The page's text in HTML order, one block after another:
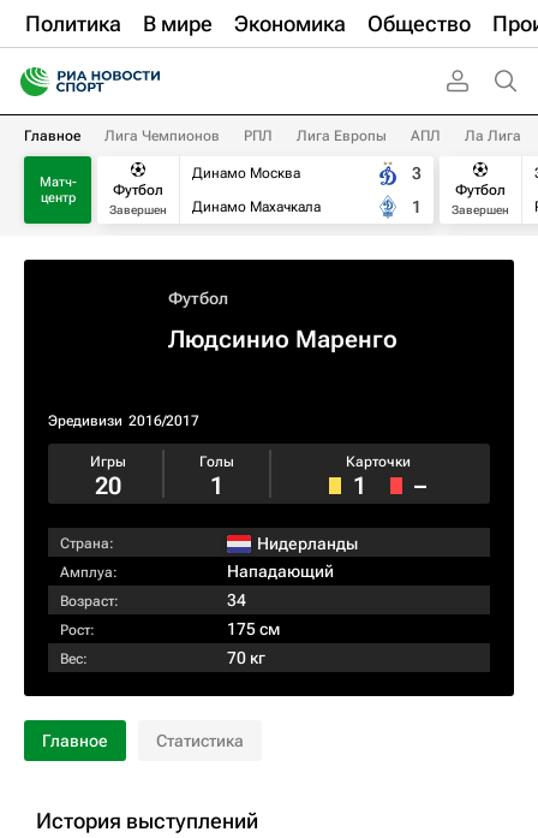
Политика В мире Экономика Общество
Главное Лига Чемпионов РПЛ Лига Европы АПЛ Ла Лига
Матч-
центр
Футбол
Завершен
Динамо Москва
Динамо Махачкала
3
1
Футбол
Завершен
Футбол
Людсинио Маренго
Эредивизи 2016/2017
Игры
20
Голы
1
Карточки
1 –
Страна: Нидерланды
Амплуа: Нападающий
Возраст: 34
Рост: 175 см
Вес: 70 кг
Главное Статистика
История выступлений